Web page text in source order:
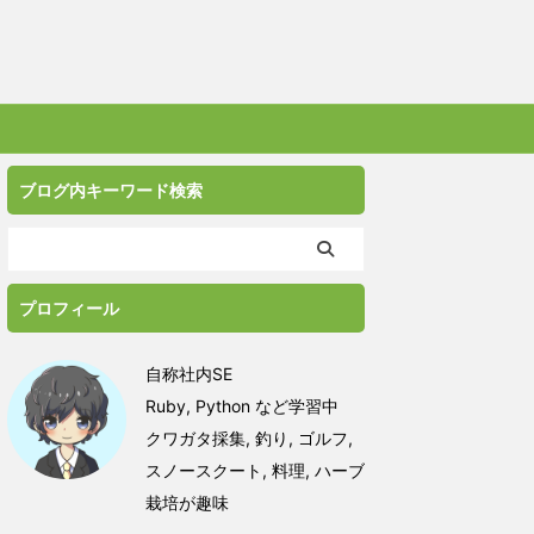
ブログ内キーワード検索
プロフィール
自称社内SE
Ruby, Python など学習中
クワガタ採集, 釣り, ゴルフ,
スノースクート, 料理, ハーブ
栽培が趣味